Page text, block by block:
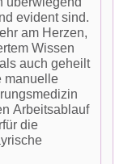
evident sind.
am Herzen,
Wissen
auch geheilt
manuelle
Arbeitsablauf
die